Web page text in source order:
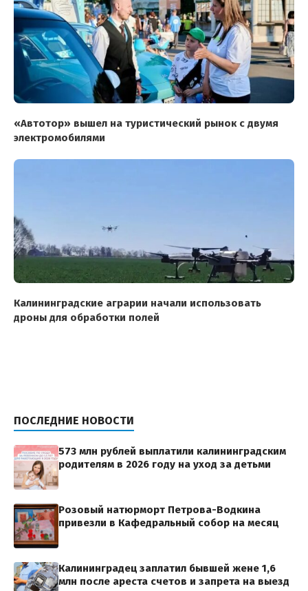
«Автотор» вышел на туристический рынок с двумя
электромобилями
Калининградские аграрии начали использовать
дроны для обработки полей
ПОСЛЕДНИЕ НОВОСТИ
573 млн рублей выплатили калининградским
родителям в 2026 году на уход за детьми
Розовый натюрморт Петрова-Водкина
привезли в Кафедральный собор на месяц
Калининградец заплатил бывшей жене 1,6
млн после ареста счетов и запрета на выезд